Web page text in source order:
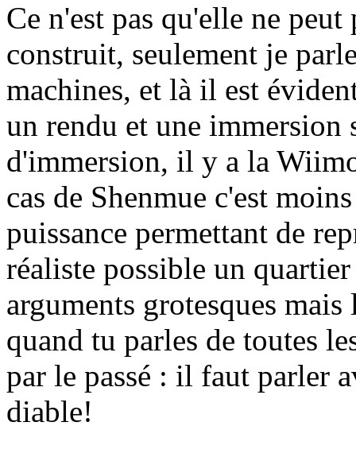
Ce n'est pas qu'elle ne
construit, seulement je
machines, et là il est
un rendu et une immersion
d'immersion, il y a la
cas de Shenmue c'est
puissance permettant de
réaliste possible un
arguments grotesques
quand tu parles de toutes
par le passé : il faut parler
diable!